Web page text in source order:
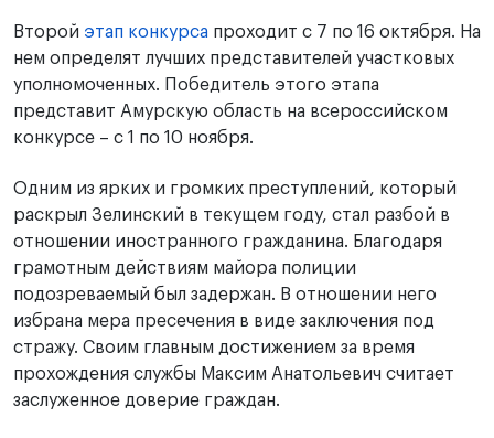
Второй этап конкурса проходит с 7 по 16 октября. На
нем определят лучших представителей участковых
уполномоченных. Победитель этого этапа
представит Амурскую область на всероссийском
конкурсе – с 1 по 10 ноября.
Одним из ярких и громких преступлений, который
раскрыл Зелинский в текущем году, стал разбой в
отношении иностранного гражданина. Благодаря
грамотным действиям майора полиции
подозреваемый был задержан. В отношении него
избрана мера пресечения в виде заключения под
стражу. Своим главным достижением за время
прохождения службы Максим Анатольевич считает
заслуженное доверие граждан.